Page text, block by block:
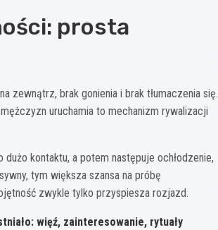
prosta
zewnątrz, brak gonienia i brak tłumaczenia się.
uruchamia to mechanizm rywalizacji
dużo kontaktu, a potem następuje ochłodzenie,
tym większa szansa na próbę
zwykle tylko przyspiesza rozjazd.
więź, zainteresowanie, rytuały